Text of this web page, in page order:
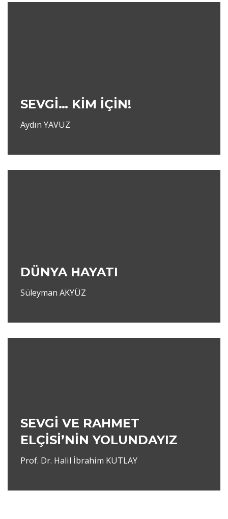
SEVGİ… KİM İÇİN!
Aydın YAVUZ
DÜNYA HAYATI
Süleyman AKYÜZ
SEVGİ VE RAHMET
ELÇİSİ’NİN YOLUNDAYIZ
Prof. Dr. Halil İbrahim KUTLAY